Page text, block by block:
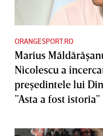
ORANGESPORT.RO
Marius
Nicolescu a
preşedintele lui
”Asta a fost istoria”